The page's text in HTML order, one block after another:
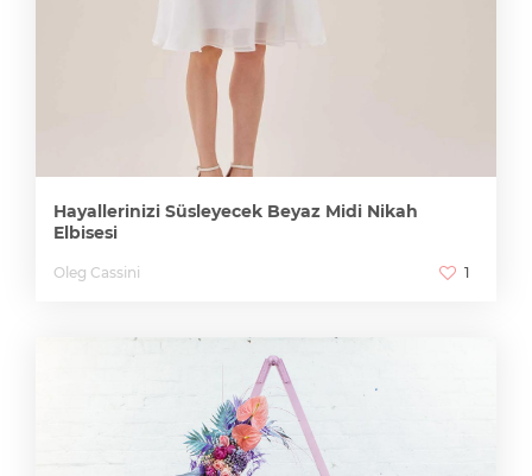
Hayallerinizi Süsleyecek Beyaz Midi Nikah
Elbisesi
Oleg Cassini 1